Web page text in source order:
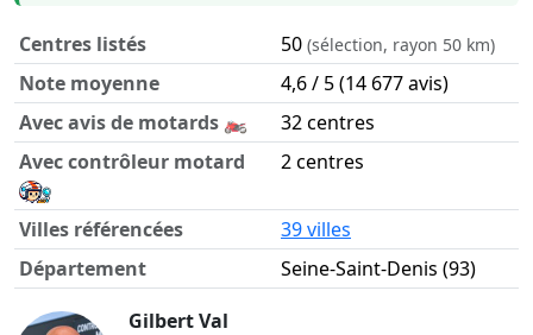
Centres listés 50 (sélection, rayon 50 km)
Note moyenne
4,6 / 5 (14 677 avis)
Avec avis de motards 🏍️
32 centres
Avec contrôleur motard
2 centres
Villes référencées
39 villes
Département
Seine-Saint-Denis (93)
Gilbert Val